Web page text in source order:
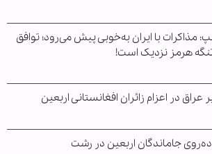
مذاکرات با ایران به‌خوبی پیش می‌رود؛ توافق
تنگه هرمز نزدیک است!
عراق در اعزام زائران افغانستانی اربعین
جاماندگان اربعین در رشت